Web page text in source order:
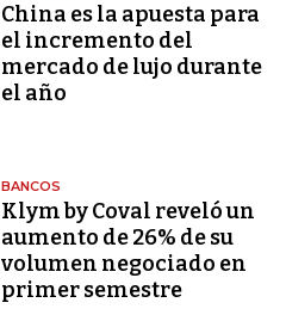
China es la apuesta para
el incremento del
mercado de lujo durante
el año
BANCOS
Klym by Coval reveló un
aumento de 26% de su
volumen negociado en
primer semestre